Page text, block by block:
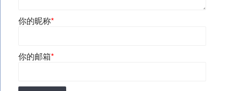
你的昵称*
你的邮箱*